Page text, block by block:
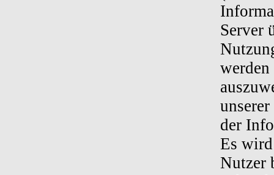
Server
der
Es
Nutzer